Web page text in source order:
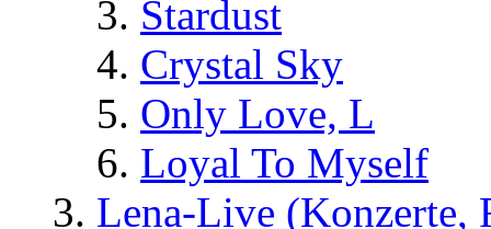
Stardust
Crystal Sky
Only Love, L
Loyal To Myself
Lena-Live (Konzerte,